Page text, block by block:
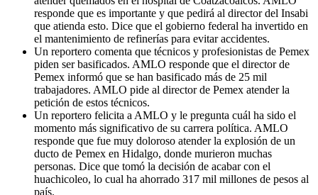
responde que es importante y que pedirá al director del Insabi
que atienda esto. Dice que el gobierno federal ha invertido en
el mantenimiento de refinerías para evitar accidentes.
Un reportero comenta que técnicos y profesionistas de Pemex
piden ser basificados. AMLO responde que el director de
Pemex informó que se han basificado más de 25 mil
trabajadores. AMLO pide al director de Pemex atender la
petición de estos técnicos.
Un reportero felicita a AMLO y le pregunta cuál ha sido el
momento más significativo de su carrera política. AMLO
responde que fue muy doloroso atender la explosión de un
ducto de Pemex en Hidalgo, donde murieron muchas
personas. Dice que tomó la decisión de acabar con el
huachicoleo, lo cual ha ahorrado 317 mil millones de pesos al
país.